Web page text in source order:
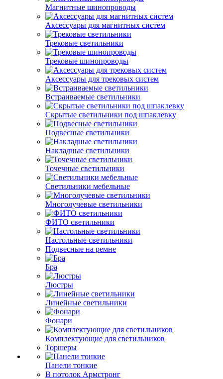
Магнитные шинопроводы
Аксессуары для магнитных систем
Трековые светильники
Трековые шинопроводы
Аксессуары для трековых систем
Встраиваемые светильники
Скрытые светильники под шпаклевку
Подвесные светильники
Накладные светильники
Точечные светильники
Светильники мебельные
Многолучевые светильники
ФИТО светильники
Настольные светильники
Подвесные на ремне
Бра
Люстры
Линейные светильники
Фонари
Комплектующие для светильников
Торшеры
Панели тонкие
В потолок Армстронг